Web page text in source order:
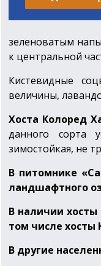
зеленоватым
к центральной
Кистевидные
величины,
Хоста Колоред
данного сорта
зимостойкая, не
В питомнике
ландшафтного
В наличии хосты
том числе
В другие